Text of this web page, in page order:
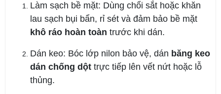
Làm sạch bề mặt: Dùng chổi sắt hoặc khăn
lau sạch bụi bẩn, rỉ sét và đảm bảo bề mặt
khô ráo hoàn toàn trước khi dán.
Dán keo: Bóc lớp nilon bảo vệ, dán băng keo
dán chống dột trực tiếp lên vết nứt hoặc lỗ
thủng.